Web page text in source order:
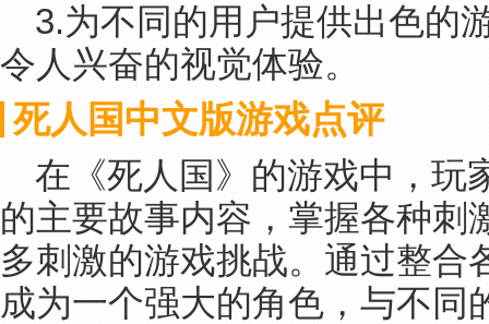
3.为不同的用户提供出色的
令人兴奋的视觉体验。
死人国中文版游戏点评
在《死人国》的游戏中，玩
的主要故事内容，掌握各种刺
多刺激的游戏挑战。通过整合
成为一个强大的角色，与不同